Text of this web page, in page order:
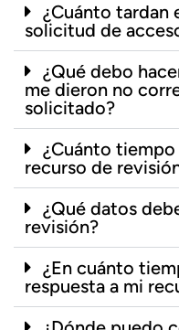
¿Cuánto tardan
solicitud de
¿Qué debo
me dieron no
solicitado?
¿Cuánto
recurso de
¿Qué datos
revisión?
¿En cuánto
respuesta a mi